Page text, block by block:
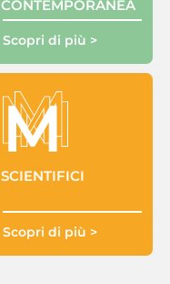
CONTEMPORANEA
Scopri di più >
SCIENTIFICI
Scopri di più >